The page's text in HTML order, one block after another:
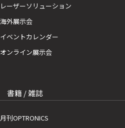
レーザーソリューション
海外展示会
イベントカレンダー
オンライン展示会
書籍 / 雑誌
月刊OPTRONICS